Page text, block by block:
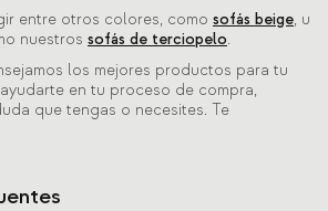
entre otros colores, como sofás beige, u
nuestros sofás de terciopelo.
los mejores productos para tu
en tu proceso de compra,
que tengas o necesites. Te